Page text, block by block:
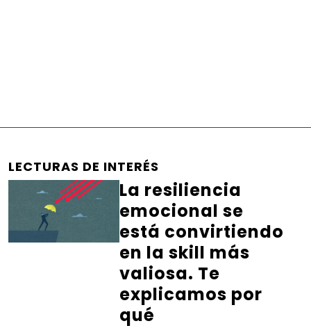
LECTURAS DE INTERÉS
La resiliencia
emocional se
está convirtiendo
en la skill más
valiosa. Te
explicamos por
qué